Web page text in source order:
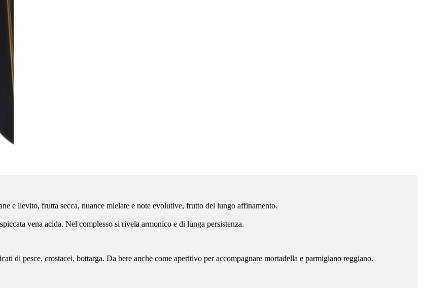
e lievito, frutta secca, nuance mielate e note evolutive, frutto del lungo affinamento.
vena acida. Nel complesso si rivela armonico e di lunga persistenza.
di pesce, crostacei, bottarga. Da bere anche come aperitivo per accompagnare mortadella e parmigiano reggiano.